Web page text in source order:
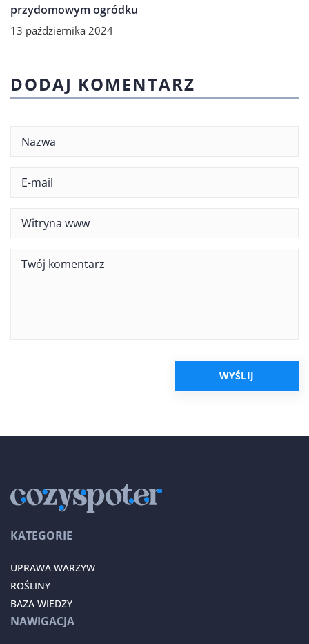
przydomowym ogródku
13 października 2024
DODAJ KOMENTARZ
KATEGORIE
UPRAWA WARZYW
ROŚLINY
BAZA WIEDZY
NAWIGACJA